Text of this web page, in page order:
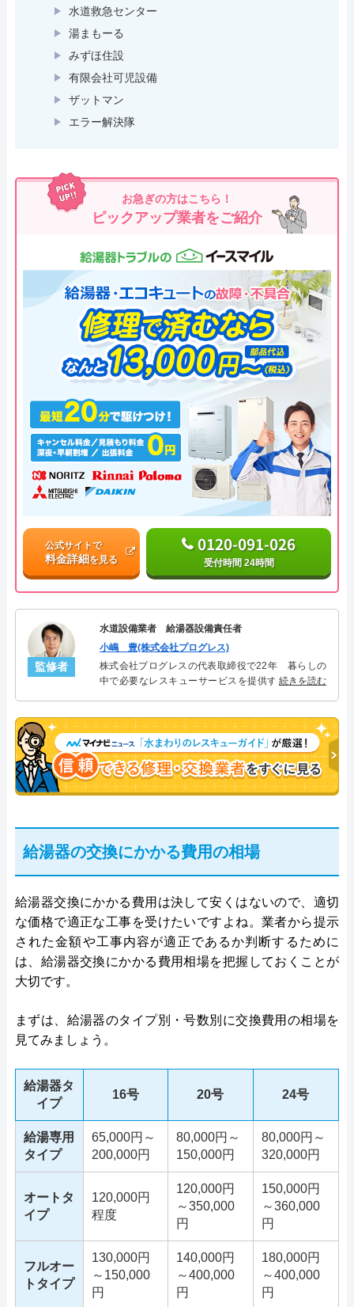
水道救急センター
湯まもーる
みずほ住設
有限会社可児設備
ザットマン
エラー解決隊
お急ぎの方はこちら！
ピックアップ業者をご紹介
公式サイトで
料金詳細を見る
0120-091-026
受付時間 24時間
監修者
水道設備業者 給湯器設備責任者
小嶋 豊(株式会社プログレス)
株式会社プログレスの代表取締役で22年 暮らしの
中で必要なレスキューサービスを提供する株式会社
決。多くのお客様に信頼される「給湯器」のスペシ
ャリスト。
続きを読む
給湯器の交換にかかる費用の相場
給湯器交換にかかる費用は決して安くはないので、適切
な価格で適正な工事を受けたいですよね。業者から提示
された金額や工事内容が適正であるか判断するために
は、給湯器交換にかかる費用相場を把握しておくことが
大切です。
まずは、給湯器のタイプ別・号数別に交換費用の相場を
見てみましょう。
給湯器タ
イプ
16号 20号 24号
給湯専用
タイプ
65,000円～
200,000円
80,000円～
150,000円
80,000円～
320,000円
オートタ
イプ
120,000円
程度
120,000円
～350,000
円
150,000円
～360,000
円
フルオー
トタイプ
130,000円
～150,000
円
140,000円
～400,000
円
180,000円
～400,000
円